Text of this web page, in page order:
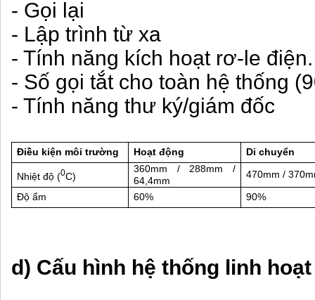
- Gọi lại
- Lập trình từ xa
- Tính năng kích hoạt rơ-le điện.
- Số gọi tắt cho toàn hệ thống
- Tính năng thư ký/giám đốc
Điều kiện môi trường Hoạt động Di chuyển
Nhiệt độ (0C)
360mm / 288mm /
64,4mm
470mm /
Độ ẩm
60% 90%
d) Cấu hình hệ thống linh hoạt